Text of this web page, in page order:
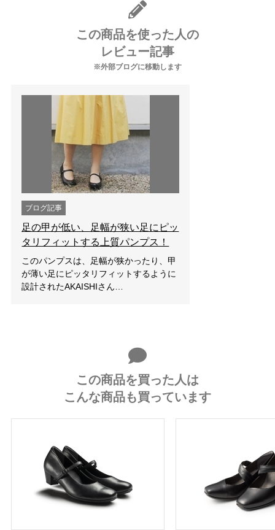
この商品を使った人の
レビュー記事
※外部ブログに移動します
ブログ記事
足の甲が低い、足幅が狭い足にピッ
タリフィットする上質パンプス！
このパンプスは、足幅が狭かったり、甲
が薄い足にピッタリフィットするように
設計されたAKAISHIさん…
この商品を買った人は
こんな商品も買っています